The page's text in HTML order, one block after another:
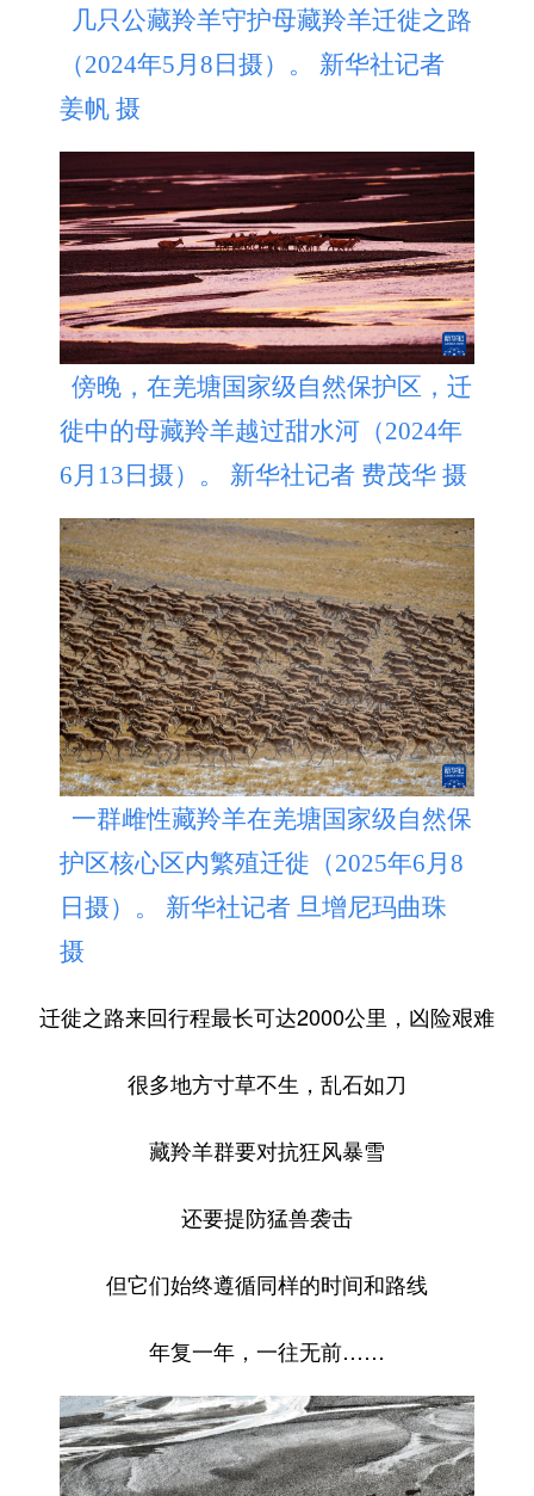
几只公藏羚羊守护母藏羚羊迁徙之路
（2024年5月8日摄）。 新华社记者
姜帆 摄
傍晚，在羌塘国家级自然保护区，迁
徙中的母藏羚羊越过甜水河（2024年
6月13日摄）。 新华社记者 费茂华 摄
一群雌性藏羚羊在羌塘国家级自然保
护区核心区内繁殖迁徙（2025年6月8
日摄）。 新华社记者 旦增尼玛曲珠
摄
迁徙之路来回行程最长可达2000公里，凶险艰难
很多地方寸草不生，乱石如刀
藏羚羊群要对抗狂风暴雪
还要提防猛兽袭击
但它们始终遵循同样的时间和路线
年复一年，一往无前……